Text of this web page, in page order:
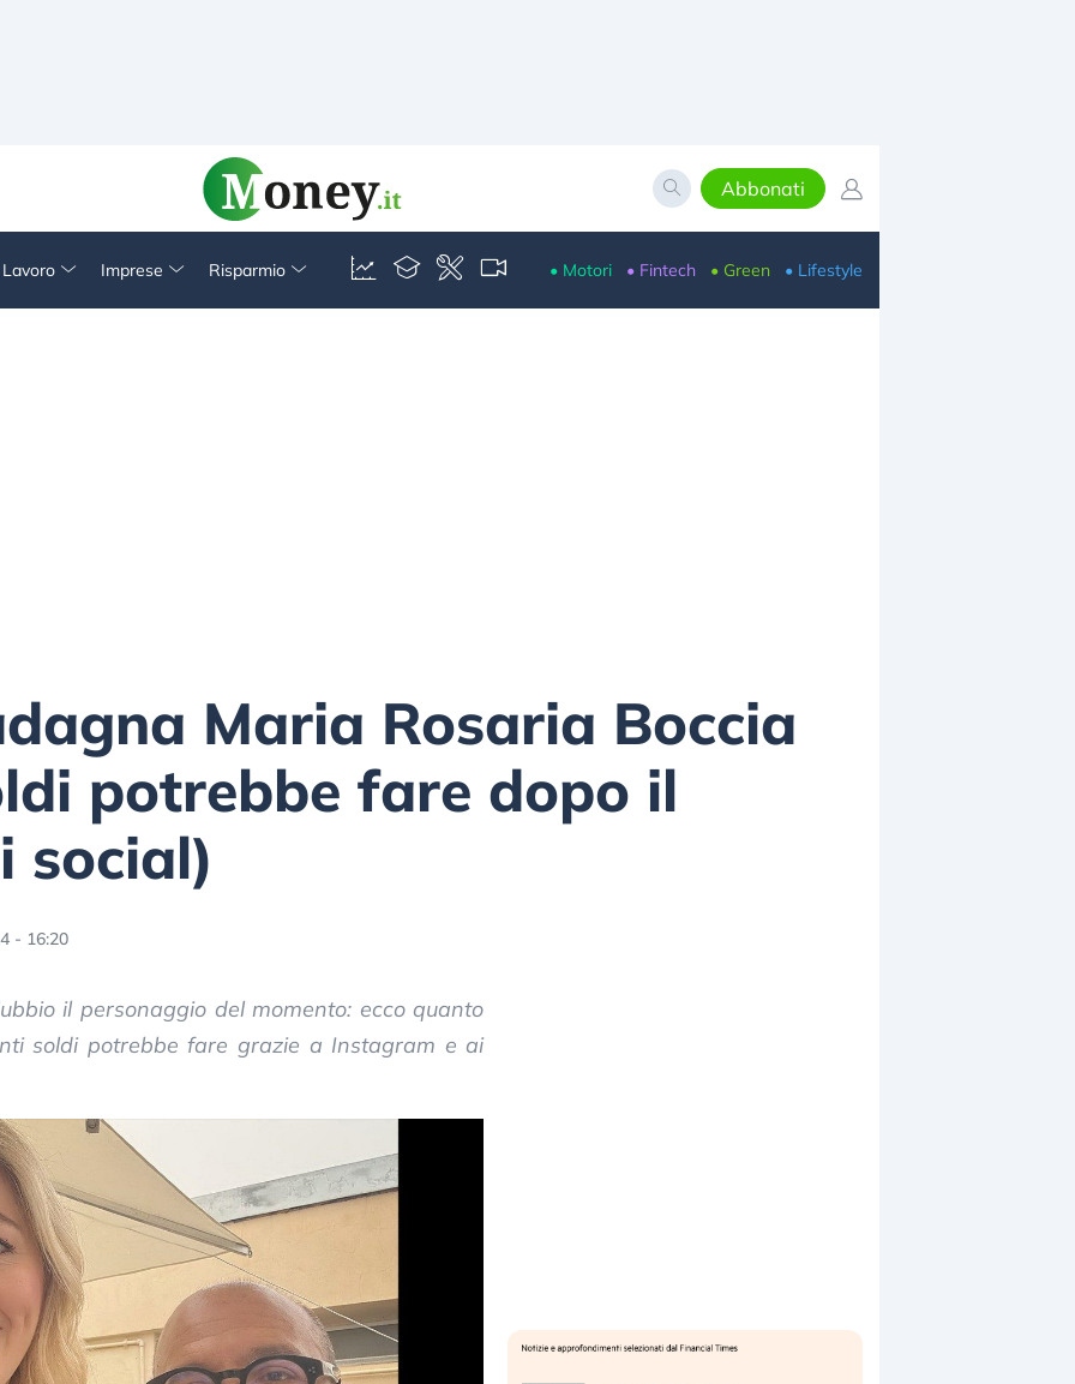
Abbonati
Imprese Risparmio • Motori • Fintech • Green • Lifestyle
Maria Rosaria Boccia
potrebbe fare dopo il
social)
- 16:20
il personaggio del momento: ecco quanto
soldi potrebbe fare grazie a Instagram e ai